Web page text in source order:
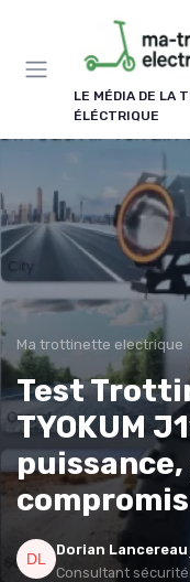
LE MÉDIA DE LA
ÉLÉCTRIQUE
Ma trottinette electrique
Test
TYOKUM
Dorian Lancereau
Consultant sécurité